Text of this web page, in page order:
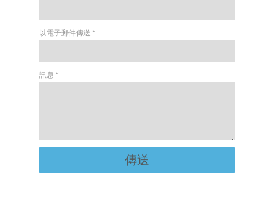
以電子郵件傳送 *
訊息 *